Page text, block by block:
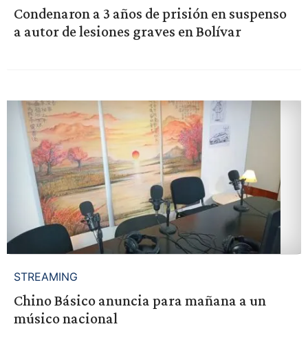
Condenaron a 3 años de prisión en suspenso
a autor de lesiones graves en Bolívar
STREAMING
Chino Básico anuncia para mañana a un
músico nacional